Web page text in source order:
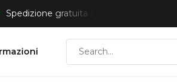
€50. Spedizione veloce e discreta